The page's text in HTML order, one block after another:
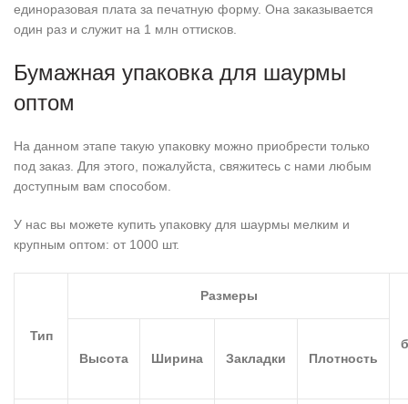
единоразовая плата за печатную форму. Она заказывается
один раз и служит на 1 млн оттисков.
Бумажная упаковка для шаурмы
оптом
На данном этапе такую упаковку можно приобрести только
под заказ. Для этого, пожалуйста, свяжитесь с нами любым
доступным вам способом.
У нас вы можете купить упаковку для шаурмы мелким и
крупным оптом: от 1000 шт.
Тип
Размеры
Высота
Ширина Закладки Плотность